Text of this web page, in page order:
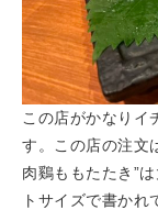
この店がかなりイ
す。この店の注文
肉鷄ももたたき”
トサイズで書か